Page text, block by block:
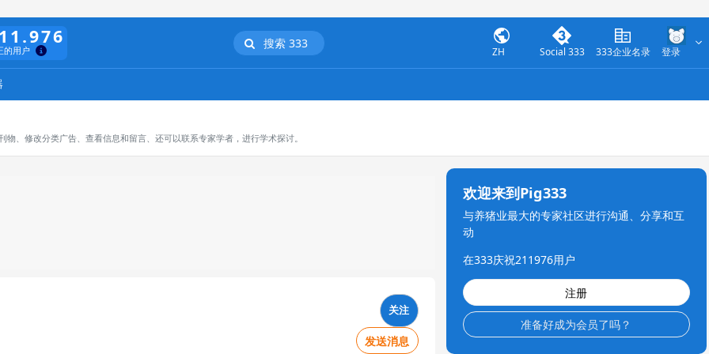
的用户
搜索 333
ZH Social 333 333企业名录 登录
、修改分类广告、查看信息和留言、还可以联系专家学者，进行学术探讨。
关注
发送消息
欢迎来到Pig333
与养猪业最大的专家社区进行沟通、分享和互
动
在333庆祝211976用户
注册
准备好成为会员了吗？